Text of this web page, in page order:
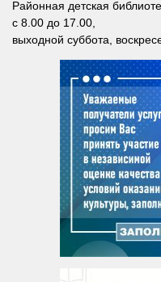
Новолоктевская
Рощинская
Сельская
Сосновская
Степнинская
Т-Ш
Тальменская
Тулинская
Районная детская
с 8.00 до 17.00,
выходной суббота,